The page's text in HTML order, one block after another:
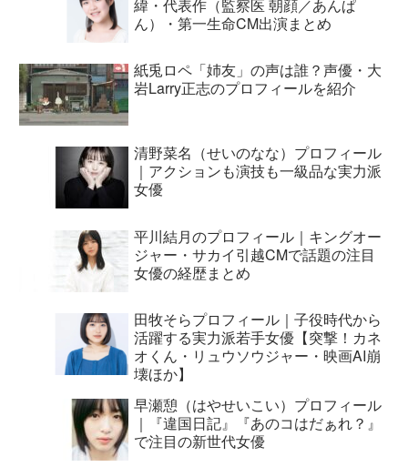
緯・代表作（監察医 朝顔／あんぱ
ん）・第一生命CM出演まとめ
紙兎ロペ「姉友」の声は誰？声優・大
岩Larry正志のプロフィールを紹介
清野菜名（せいのなな）プロフィール
｜アクションも演技も一級品な実力派
女優
平川結月のプロフィール｜キングオー
ジャー・サカイ引越CMで話題の注目
女優の経歴まとめ
田牧そらプロフィール｜子役時代から
活躍する実力派若手女優【突撃！カネ
オくん・リュウソウジャー・映画AI崩
壊ほか】
早瀬憩（はやせいこい）プロフィール
｜『違国日記』『あのコはだぁれ？』
で注目の新世代女優